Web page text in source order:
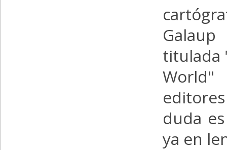
titulada
duda
ya en